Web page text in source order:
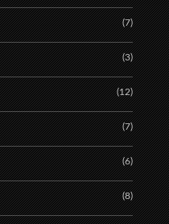
(7)
(3)
(12)
(7)
(6)
(8)